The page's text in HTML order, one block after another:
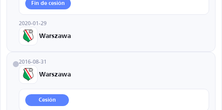
Fin de cesión
2020-01-29
Warszawa
2016-08-31
Warszawa
Cesión